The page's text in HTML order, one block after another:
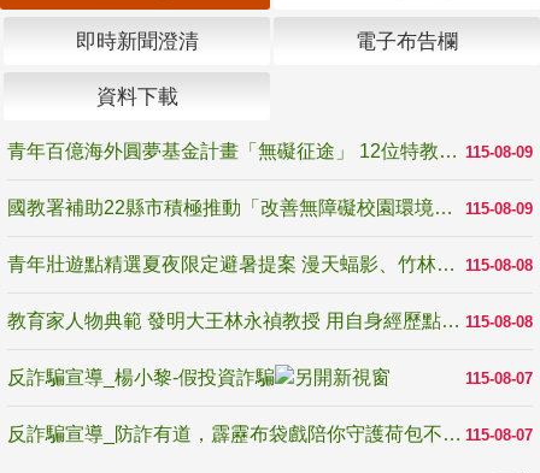
即時新聞澄清 電子布告欄
資料下載
115-08-09
青年百億海外圓夢基金計畫「無礙征途」 12位特教與弱勢青年勇闖西班牙 跨越感官限制見證生命蛻變
115-08-09
國教署補助22縣市積極推動「改善無障礙校園環境計畫」 打造友善、安全、無礙學習空間
115-08-08
青年壯遊點精選夏夜限定避暑提案 漫天蝠影、竹林尋蛙、茶香夜觀 邀青年暮色出發
115-08-08
教育家人物典範 發明大王林永禎教授 用自身經歷點亮學生的路
115-08-07
反詐騙宣導_楊小黎-假投資詐騙
115-08-07
反詐騙宣導_防詐有道，霹靂布袋戲陪你守護荷包不受騙